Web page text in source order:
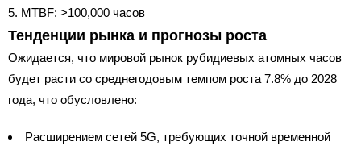
MTBF: >100,000 часов
Тенденции рынка и прогнозы роста
Ожидается, что мировой рынок рубидиевых атомных часов
будет расти со среднегодовым темпом роста 7.8% до 2028
года, что обусловлено:
Расширением сетей 5G, требующих точной временной